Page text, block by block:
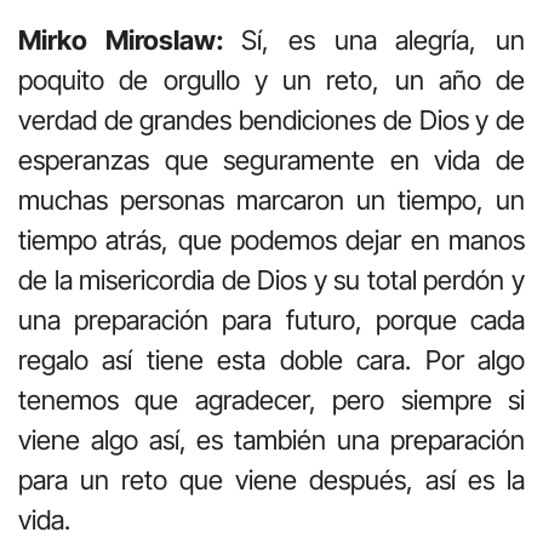
Mirko Miroslaw:Sí, es una alegría, un
poquito de orgullo y un reto, un año de
verdad de grandes bendiciones de Dios y de
esperanzas que seguramente en vida de
muchas personas marcaron un tiempo, un
tiempo atrás, que podemos dejar en manos
de la misericordia de Dios y su total perdón y
una preparación para futuro, porque cada
regalo así tiene esta doble cara. Por algo
tenemos que agradecer, pero siempre si
viene algo así, es también una preparación
para un reto que viene después, así es la
vida.